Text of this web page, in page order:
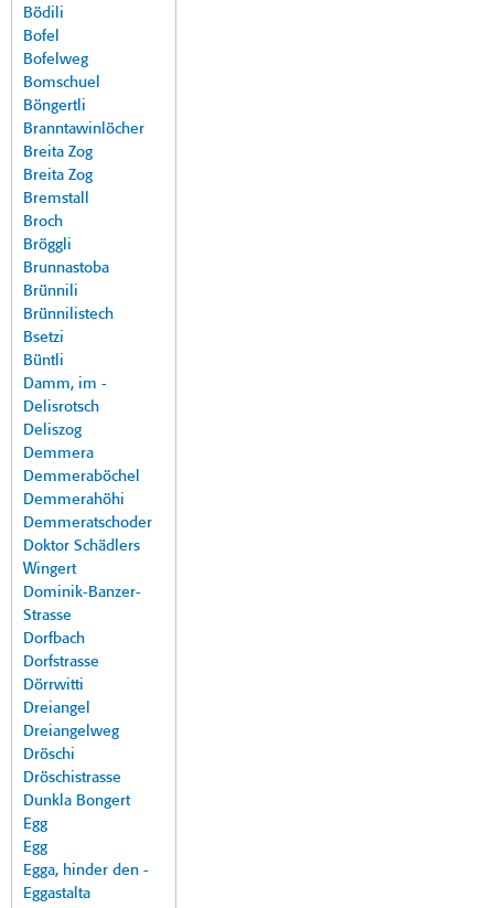
Bödili
Bofel
Bofelweg
Bomschuel
Böngertli
Branntawinlöcher
Breita Zog
Breita Zog
Bremstall
Broch
Bröggli
Brunnastoba
Brünnili
Brünnilistech
Bsetzi
Büntli
Damm, im -
Delisrotsch
Deliszog
Demmera
Demmeraböchel
Demmerahöhi
Demmeratschoder
Doktor Schädlers
Wingert
Dominik-Banzer-
Strasse
Dorfbach
Dorfstrasse
Dörrwitti
Dreiangel
Dreiangelweg
Dröschi
Dröschistrasse
Dunkla Bongert
Egg
Egg
Egga, hinder den -
Eggastalta